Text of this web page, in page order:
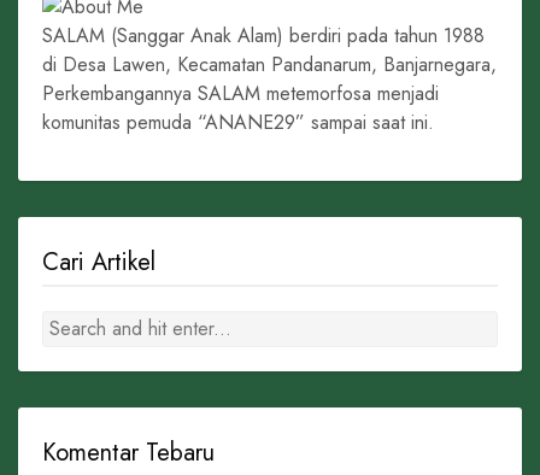
SALAM (Sanggar Anak Alam) berdiri pada tahun 1988
di Desa Lawen, Kecamatan Pandanarum, Banjarnegara,
Perkembangannya SALAM metemorfosa menjadi
komunitas pemuda “ANANE29” sampai saat ini.
Cari Artikel
Komentar Tebaru